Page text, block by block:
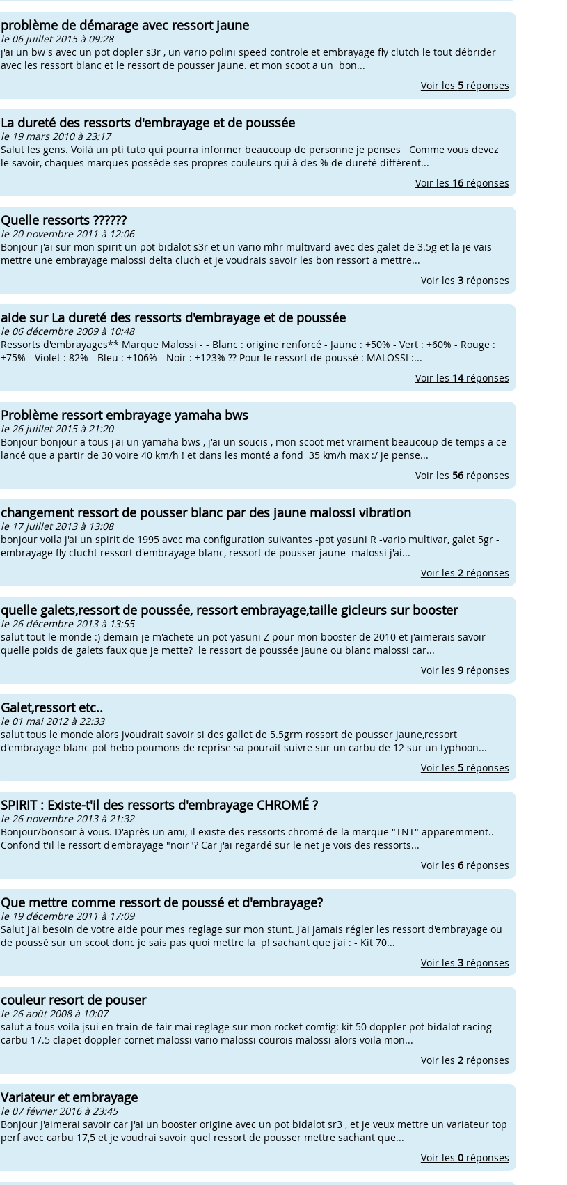
problème de démarage avec ressort jaune
le 06 juillet 2015 à 09:28
j'ai un bw's avec un pot dopler s3r , un vario polini speed controle et embrayage fly clutch le tout débrider
avec les ressort blanc et le ressort de pousser jaune. et mon scoot a un bon...
Voir les 5réponses
La dureté des ressorts d'embrayage et de poussée
le 19 mars 2010 à 23:17
Salut les gens. Voilà un pti tuto qui pourra informer beaucoup de personne je penses Comme vous devez
le savoir, chaques marques possède ses propres couleurs qui à des % de dureté différent...
Voir les 16réponses
Quelle ressorts ??????
le 20 novembre 2011 à 12:06
Bonjour j'ai sur mon spirit un pot bidalot s3r et un vario mhr multivard avec des galet de 3.5g et la je vais
mettre une embrayage malossi delta cluch et je voudrais savoir les bon ressort a mettre...
Voir les 3réponses
aide sur La dureté des ressorts d'embrayage et de poussée
le 06 décembre 2009 à 10:48
Ressorts d'embrayages** Marque Malossi - - Blanc : origine renforcé - Jaune : +50% - Vert : +60% - Rouge :
+75% - Violet : 82% - Bleu : +106% - Noir : +123% ?? Pour le ressort de poussé : MALOSSI :...
Voir les 14réponses
Problème ressort embrayage yamaha bws
le 26 juillet 2015 à 21:20
Bonjour bonjour a tous j'ai un yamaha bws , j'ai un soucis , mon scoot met vraiment beaucoup de temps a ce
lancé que a partir de 30 voire 40 km/h ! et dans les monté a fond 35 km/h max :/ je pense...
Voir les 56réponses
changement ressort de pousser blanc par des jaune malossi vibration
le 17 juillet 2013 à 13:08
bonjour voila j'ai un spirit de 1995 avec ma configuration suivantes -pot yasuni R -vario multivar, galet 5gr -
embrayage fly clucht ressort d'embrayage blanc, ressort de pousser jaune malossi j'ai...
Voir les 2réponses
quelle galets,ressort de poussée, ressort embrayage,taille gicleurs sur booster
le 26 décembre 2013 à 13:55
salut tout le monde :) demain je m'achete un pot yasuni Z pour mon booster de 2010 et j'aimerais savoir
quelle poids de galets faux que je mette? le ressort de poussée jaune ou blanc malossi car...
Voir les 9réponses
Galet,ressort etc..
le 01 mai 2012 à 22:33
salut tous le monde alors jvoudrait savoir si des gallet de 5.5grm rossort de pousser jaune,ressort
d'embrayage blanc pot hebo poumons de reprise sa pourait suivre sur un carbu de 12 sur un typhoon...
Voir les 5réponses
SPIRIT : Existe-t'il des ressorts d'embrayage CHROMÉ ?
le 26 novembre 2013 à 21:32
Bonjour/bonsoir à vous. D'après un ami, il existe des ressorts chromé de la marque "TNT" apparemment..
Confond t'il le ressort d'embrayage "noir"? Car j'ai regardé sur le net je vois des ressorts...
Voir les 6réponses
Que mettre comme ressort de poussé et d'embrayage?
le 19 décembre 2011 à 17:09
Salut j'ai besoin de votre aide pour mes reglage sur mon stunt. J'ai jamais régler les ressort d'embrayage ou
de poussé sur un scoot donc je sais pas quoi mettre la p! sachant que j'ai : - Kit 70...
Voir les 3réponses
couleur resort de pouser
le 26 août 2008 à 10:07
salut a tous voila jsui en train de fair mai reglage sur mon rocket comfig: kit 50 doppler pot bidalot racing
carbu 17.5 clapet doppler cornet malossi vario malossi courois malossi alors voila mon...
Voir les 2réponses
Variateur et embrayage
le 07 février 2016 à 23:45
Bonjour J'aimerai savoir car j'ai un booster origine avec un pot bidalot sr3 , et je veux mettre un variateur top
perf avec carbu 17,5 et je voudrai savoir quel ressort de pousser mettre sachant que...
Voir les 0réponses